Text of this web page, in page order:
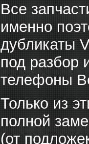
Все
именно
дубликаты
под разбор
телефоны
Только из
полной
(от